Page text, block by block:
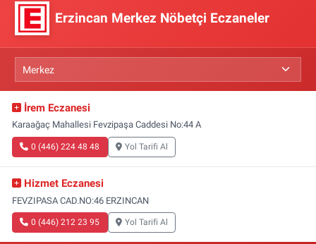
Erzincan Merkez Nöbetçi Eczaneler
İrem Eczanesi
Karaağaç Mahallesi Fevzipaşa Caddesi No:44 A
0 (446) 224 48 48 Yol Tarifi Al
Hizmet Eczanesi
FEVZIPASA CAD.NO:46 ERZINCAN
0 (446) 212 23 95 Yol Tarifi Al